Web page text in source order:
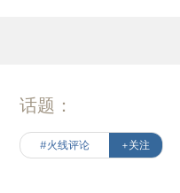
话题：
#火线评论 +关注